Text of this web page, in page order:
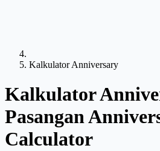
Kalkulator Anniversary
Kalkulator
Pasangan
Calculator